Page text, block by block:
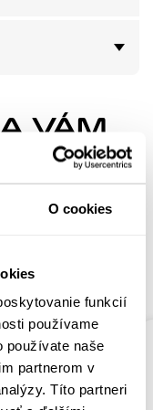
O cookies
funkcií
používame
používate naše
partnerom v
Títo partneri
VÁM